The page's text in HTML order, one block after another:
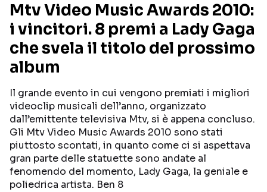
RECENSIONI MUSICALI
INTERVISTE
GOSSIP E CURIOSITÀ
TESTI CANZONI
TOUR ED EVENTI
TALENT SHOW
Seguici sui social
Mtv Video Music Awards 2010:
i vincitori. 8 premi a Lady Gaga
che svela il titolo del prossimo
album
Il grande evento in cui vengono premiati i migliori
videoclip musicali dell’anno, organizzato
dall’emittente televisiva Mtv, si è appena concluso.
Gli Mtv Video Music Awards 2010 sono stati
piuttosto scontati, in quanto come ci si aspettava
gran parte delle statuette sono andate al
fenomendo del momento, Lady Gaga, la geniale e
poliedrica artista. Ben 8